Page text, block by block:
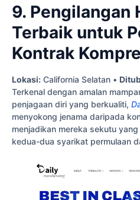
9. Pengilangan
Terbaik untuk
Kontrak
Lokasi: California Selatan •
Terkenal dengan amalan
penjagaan diri yang berkualiti,
menyokong jenama daripada
menjadikan mereka sekutu
kedua-dua syarikat permulaan